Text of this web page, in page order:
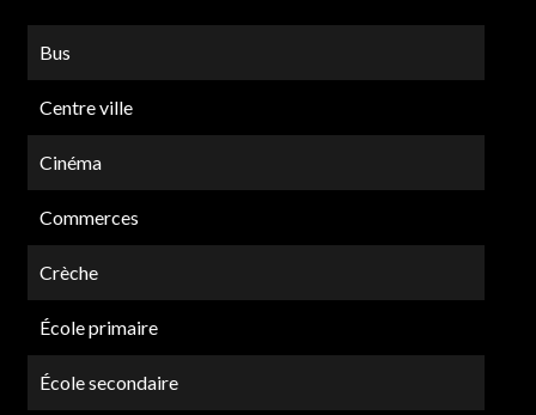
Bus
Centre ville
Cinéma
Commerces
Crèche
École primaire
École secondaire